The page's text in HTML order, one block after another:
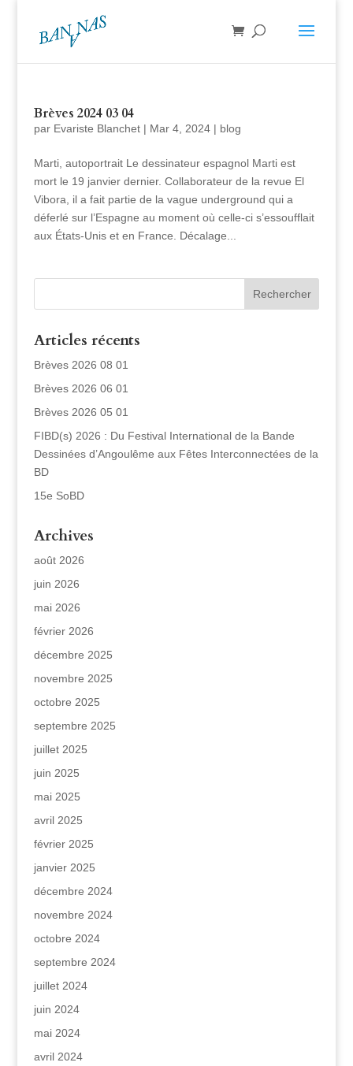
Brèves 2024 03 04
par Evariste Blanchet| Mar 4, 2024| blog
Marti, autoportrait Le dessinateur espagnol Marti est
mort le 19 janvier dernier. Collaborateur de la revue El
Vibora, il a fait partie de la vague underground qui a
déferlé sur l’Espagne au moment où celle-ci s’essoufflait
aux États-Unis et en France. Décalage...
Articles récents
Brèves 2026 08 01
Brèves 2026 06 01
Brèves 2026 05 01
FIBD(s) 2026 : Du Festival International de la Bande
Dessinées d’Angoulême aux Fêtes Interconnectées de la
BD
15e SoBD
Archives
août 2026
juin 2026
mai 2026
février 2026
décembre 2025
novembre 2025
octobre 2025
septembre 2025
juillet 2025
juin 2025
mai 2025
avril 2025
février 2025
janvier 2025
décembre 2024
novembre 2024
octobre 2024
septembre 2024
juillet 2024
juin 2024
mai 2024
avril 2024